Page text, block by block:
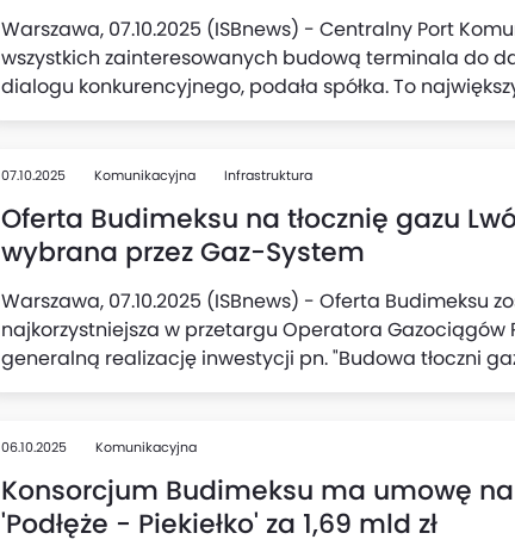
Warszawa, 07.10.2025 (ISBnews) - Centralny Port
wszystkich zainteresowanych budową terminala do
dialogu konkurencyjnego, podała spółka. To
CPK w tym roku - o szacowanej wartości znacznie
07.10.2025 Komunikacyjna Infrastruktura
Oferta Budimeksu na tłocznię gazu
wybrana przez Gaz-System
Warszawa, 07.10.2025 (ISBnews) - Oferta Budimeksu
najkorzystniejsza w przetargu Operatora ‎Gazociągów
generalną realizację inwestycji pn. "Budowa tłoczni
podawała, że oferta warta jest łącznie 437,66 mln zł
06.10.2025 Komunikacyjna
Konsorcjum Budimeksu ma umowę
'Podłęże - Piekiełko' za 1,69 mld zł